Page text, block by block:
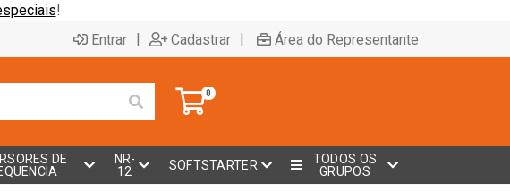
!
Entrar | Cadastrar | Área do Representante
0
DE
NR-
12
SOFTSTARTER
TODOS OS
GRUPOS